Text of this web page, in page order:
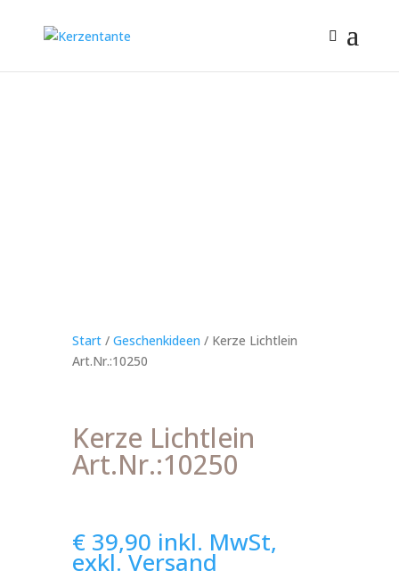
Start/ Geschenkideen / Kerze Lichtlein
Art.Nr.:10250
Kerze Lichtlein
Art.Nr.:10250
€39,90 inkl. MwSt,
exkl. Versand